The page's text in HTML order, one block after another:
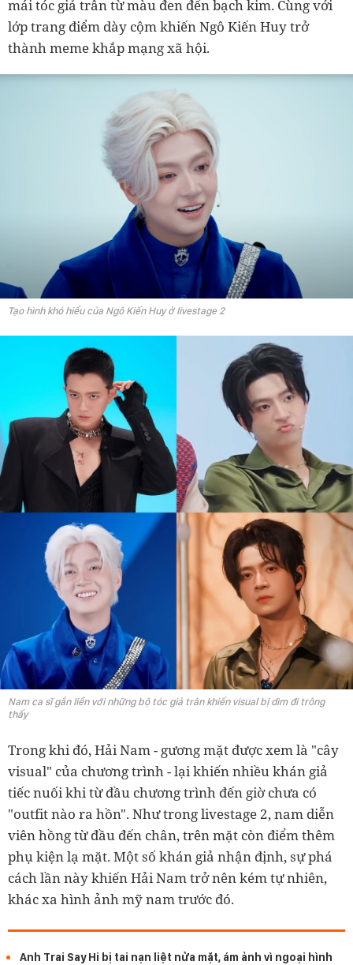
mái tóc giả trân từ màu đen đến bạch kim. Cùng với
lớp trang điểm dày cộm khiến Ngô Kiến Huy trở
thành meme khắp mạng xã hội.
Tạo hình khó hiểu của Ngô Kiến Huy ở livestage 2
Nam ca sĩ gắn liền với những bộ tóc giả trân khiến visual bị dìm đi trông
thấy
Trong khi đó, Hải Nam - gương mặt được xem là "cây
visual" của chương trình - lại khiến nhiều khán giả
tiếc nuối khi từ đầu chương trình đến giờ chưa có
"outfit nào ra hồn". Như trong livestage 2, nam diễn
viên hồng từ đầu đến chân, trên mặt còn điểm thêm
phụ kiện lạ mặt. Một số khán giả nhận định, sự phá
cách lần này khiến Hải Nam trở nên kém tự nhiên,
khác xa hình ảnh mỹ nam trước đó.
Anh Trai Say Hi bị tai nạn liệt nửa mặt, ám ảnh vì ngoại hình